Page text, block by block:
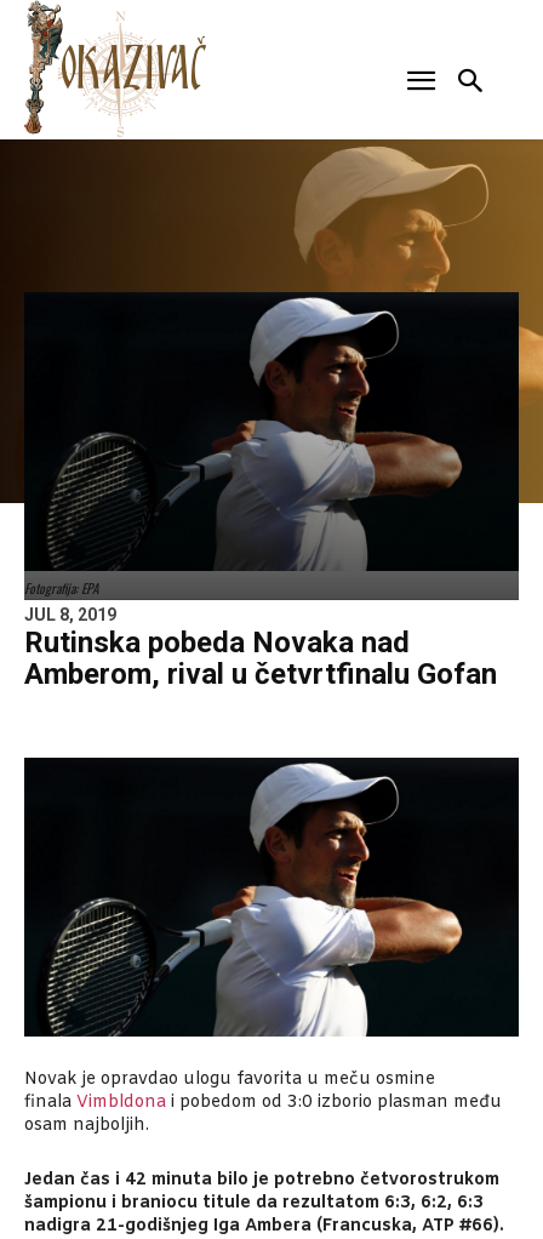
Fotografija: EPA
JUL 8, 2019
Rutinska pobeda Novaka nad
Amberom, rival u četvrtfinalu Gofan
Novak je opravdao ulogu favorita u meču osmine
finala Vimbldona i pobedom od 3:0 izborio plasman među
osam najboljih.
Jedan čas i 42 minuta bilo je potrebno četvorostrukom
šampionu i braniocu titule da rezultatom 6:3, 6:2, 6:3
nadigra 21-godišnjeg Iga Ambera (Francuska, ATP #66).